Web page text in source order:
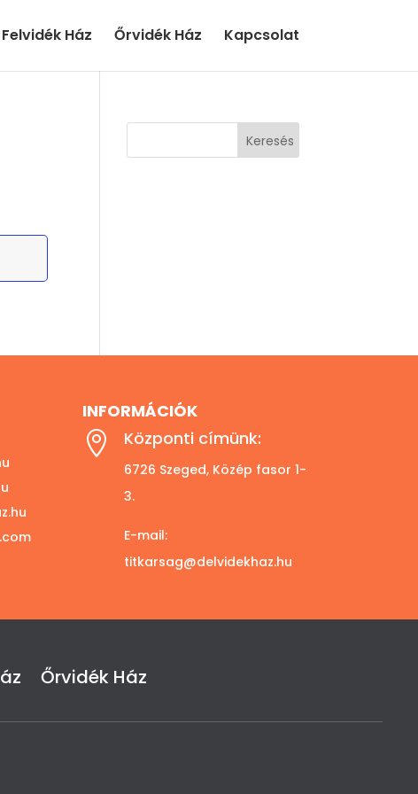
Felvidék Ház Őrvidék Ház Kapcsolat
INFORMÁCIÓK
 Központi címünk:
6726 Szeged, Közép fasor 1-
3.
E-mail:
titkarsag@delvidekhaz.hu
Őrvidék Ház